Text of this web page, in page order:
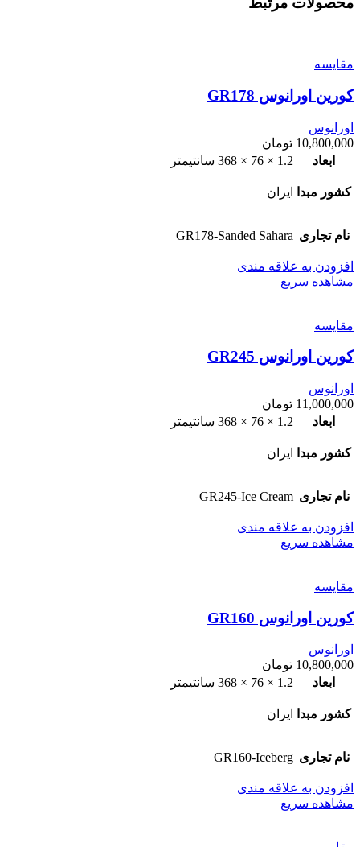
مقایسه
کورین اورانوس GR178
اورانوس
10,800,000 تومان
ابعاد
1.2 × 76 × 368 سانتیمتر
کشور مبدا ایران
نام تجاری GR178-Sanded Sahara
افزودن به علاقه مندی
مشاهده سریع
مقایسه
کورین اورانوس GR245
اورانوس
11,000,000 تومان
ابعاد
1.2 × 76 × 368 سانتیمتر
کشور مبدا ایران
نام تجاری GR245-Ice Cream
افزودن به علاقه مندی
مشاهده سریع
مقایسه
کورین اورانوس GR160
اورانوس
10,800,000 تومان
ابعاد
1.2 × 76 × 368 سانتیمتر
کشور مبدا ایران
نام تجاری GR160-Iceberg
افزودن به علاقه مندی
مشاهده سریع